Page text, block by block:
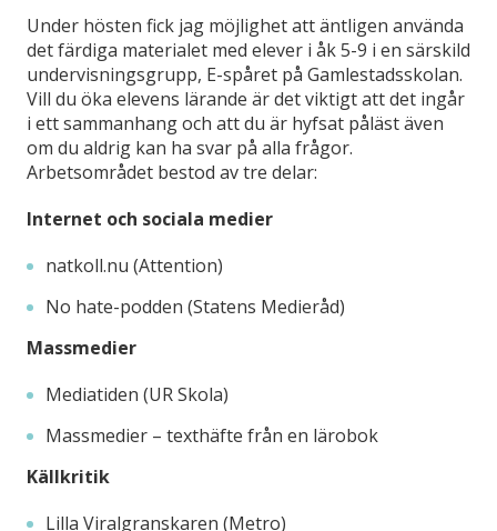
Under hösten fick jag möjlighet att äntligen använda
det färdiga materialet med elever i åk 5-9 i en särskild
undervisningsgrupp, E-spåret på Gamlestadsskolan.
Vill du öka elevens lärande är det viktigt att det ingår
i ett sammanhang och att du är hyfsat påläst även
om du aldrig kan ha svar på alla frågor.
Arbetsområdet bestod av tre delar:
Internet och sociala medier
natkoll.nu (Attention)
No hate-podden (Statens Medieråd)
Massmedier
Mediatiden (UR Skola)
Massmedier – texthäfte från en lärobok
Källkritik
Lilla Viralgranskaren (Metro)